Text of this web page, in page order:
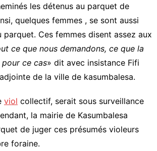
les détenus au parquet de
quelques femmes , se sont aussi
parquet. Ces femmes disent assez aux
ce que nous demandons, ce que la
ce cas» dit avec insistance Fifi
de la ville de kasumbalesa.
viol collectif, serait sous surveillance
la mairie de Kasumbalesa
de juger ces présumés violeurs
foraine.